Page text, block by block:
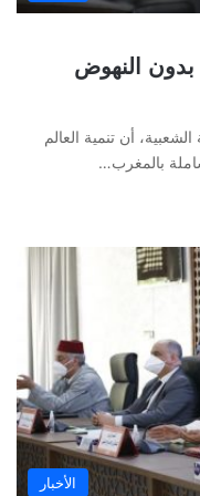
بدون النهوض
أن تنمية العالم
بالمغرب…
الأخبار